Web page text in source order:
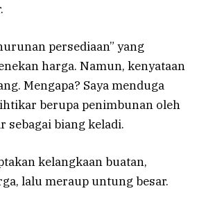
persediaan” yang
harga. Namun, kenyataan
Mengapa? Saya menduga
berupa penimbunan oleh
sebagai biang keladi.
kelangkaan buatan,
lalu meraup untung besar.